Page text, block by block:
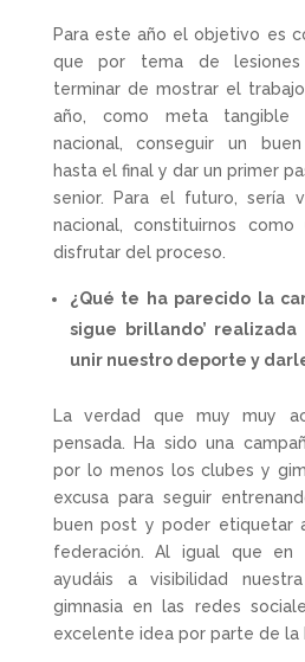
Para este año el objetivo es
que por tema de
terminar de mostrar el
año, como meta tangible
nacional, conseguir un
hasta el final y dar un primer
senior. Para el futuro, sería
nacional, constituirnos
disfrutar del proceso.
¿Qué te ha parecido la
sigue brillando’ realizada
unir nuestro deporte y
La verdad que muy muy
pensada. Ha sido una
por lo menos los clubes y
excusa para seguir
buen post y poder etiquetar
federación. Al igual que en
ayudáis a visibilidad
gimnasia en las redes
excelente idea por parte de la